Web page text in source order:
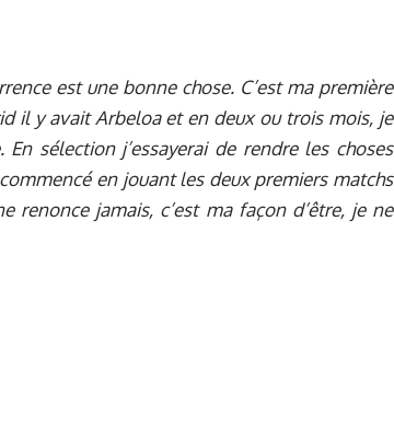
est une bonne chose. C’est ma première
il y avait Arbeloa et en deux ou trois mois, je
sélection j’essayerai de rendre les choses
en jouant les deux premiers matchs
renonce jamais, c’est ma façon d’être, je ne